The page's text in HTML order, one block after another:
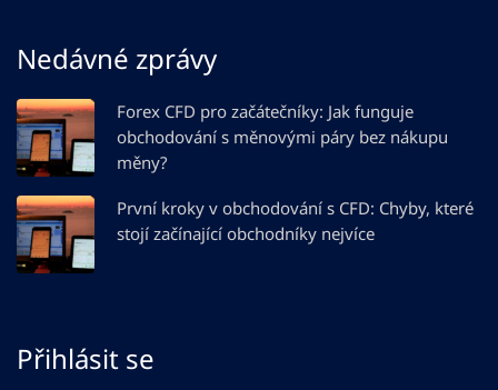
Nedávné zprávy
Forex CFD pro začátečníky: Jak funguje
obchodování s měnovými páry bez nákupu
měny?
První kroky v obchodování s CFD: Chyby, které
stojí začínající obchodníky nejvíce
Přihlásit se